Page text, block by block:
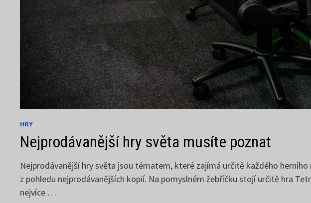
HRY
Nejprodávanější hry světa musíte poznat
Nejprodávanější hry světa jsou tématem, které zajímá určitě každého
z pohledu nejprodávanějších kopií. Na pomyslném žebříčku stojí určitě hra
nejvíce …